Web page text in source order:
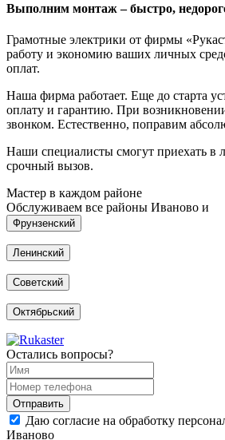
Выполним монтаж – быстро,
Грамотные электрики от фирмы
работу и экономию ваших личных
оплат.
Наша фирма работает. Еще до старта
оплату и гарантию. При
звонком. Естественно, поправим
Наши специалисты смогут приехать в
срочный вызов.
Мастер в каждом районе
Обслуживаем все районы Иваново и
Фрунзенский
Ленинский
Советский
Октябрьский
Остались вопросы?
Даю согласие на обработку
Иваново